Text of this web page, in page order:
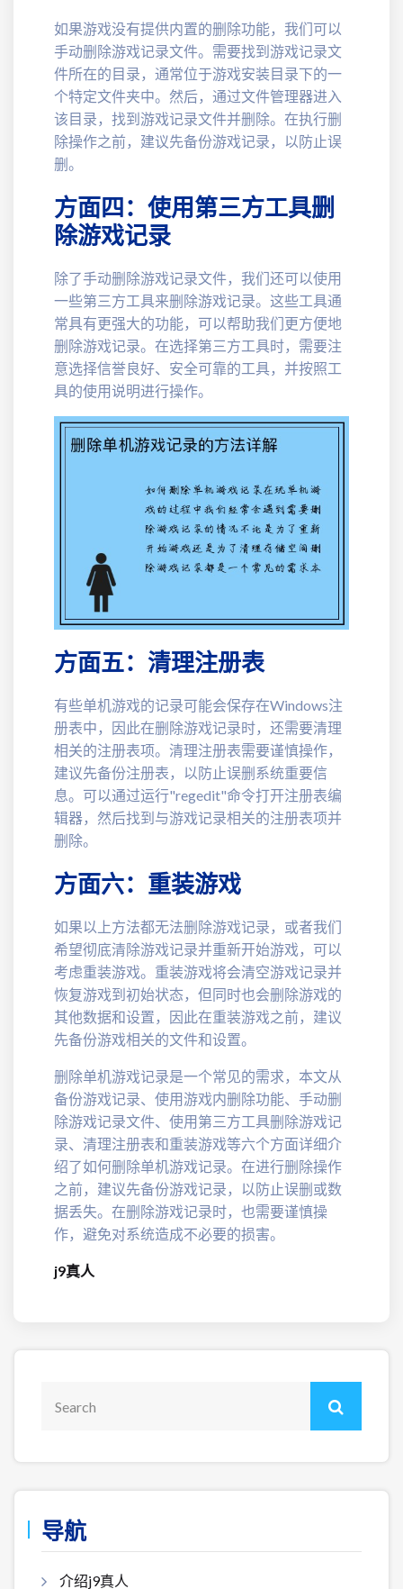
如果游戏没有提供内置的删除功能，我们可以
手动删除游戏记录文件。需要找到游戏记录文
件所在的目录，通常位于游戏安装目录下的一
个特定文件夹中。然后，通过文件管理器进入
该目录，找到游戏记录文件并删除。在执行删
除操作之前，建议先备份游戏记录，以防止误
删。
方面四：使用第三方工具删
除游戏记录
除了手动删除游戏记录文件，我们还可以使用
一些第三方工具来删除游戏记录。这些工具通
常具有更强大的功能，可以帮助我们更方便地
删除游戏记录。在选择第三方工具时，需要注
意选择信誉良好、安全可靠的工具，并按照工
具的使用说明进行操作。
方面五：清理注册表
有些单机游戏的记录可能会保存在Windows注
册表中，因此在删除游戏记录时，还需要清理
相关的注册表项。清理注册表需要谨慎操作，
建议先备份注册表，以防止误删系统重要信
息。可以通过运行"regedit"命令打开注册表编
辑器，然后找到与游戏记录相关的注册表项并
删除。
方面六：重装游戏
如果以上方法都无法删除游戏记录，或者我们
希望彻底清除游戏记录并重新开始游戏，可以
考虑重装游戏。重装游戏将会清空游戏记录并
恢复游戏到初始状态，但同时也会删除游戏的
其他数据和设置，因此在重装游戏之前，建议
先备份游戏相关的文件和设置。
删除单机游戏记录是一个常见的需求，本文从
备份游戏记录、使用游戏内删除功能、手动删
除游戏记录文件、使用第三方工具删除游戏记
录、清理注册表和重装游戏等六个方面详细介
绍了如何删除单机游戏记录。在进行删除操作
之前，建议先备份游戏记录，以防止误删或数
据丢失。在删除游戏记录时，也需要谨慎操
作，避免对系统造成不必要的损害。
j9真人
导航
介绍j9真人